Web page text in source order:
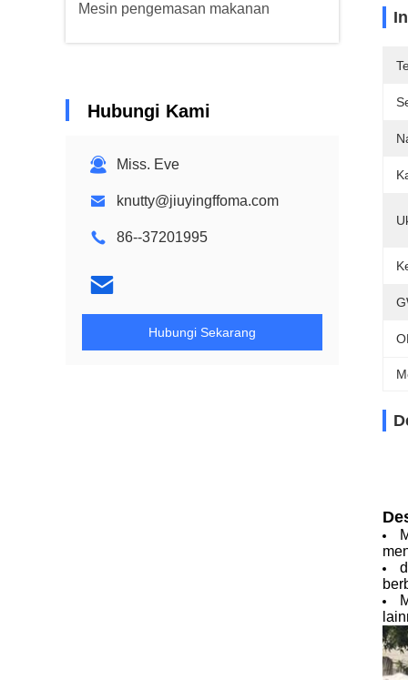
Mesin pengemasan makanan
Hubungi Kami
Miss. Eve
knutty@jiuyingffoma.com
86--37201995
Hubungi Sekarang